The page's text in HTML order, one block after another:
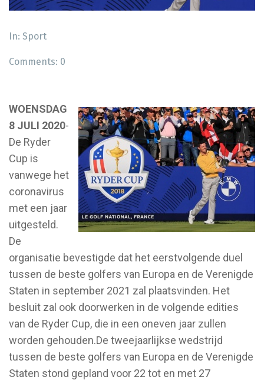
In: Sport
Comments: 0
WOENSDAG
8 JULI 2020-
De Ryder
Cup is
vanwege het
coronavirus
met een jaar
uitgesteld.
De
organisatie bevestigde dat het eerstvolgende duel
tussen de beste golfers van Europa en de Verenigde
Staten in september 2021 zal plaatsvinden. Het
besluit zal ook doorwerken in de volgende edities
van de Ryder Cup, die in een oneven jaar zullen
worden gehouden.De tweejaarlijkse wedstrijd
tussen de beste golfers van Europa en de Verenigde
Staten stond gepland voor 22 tot en met 27